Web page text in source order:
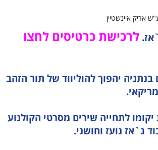
אריק איינשטיין
לרכישת כרטיסים לחצו
יהפוך להוליווד של תור הזהב
לתחייה שירים מסרטי הקולנוע
ג`אז נועז וחושני.